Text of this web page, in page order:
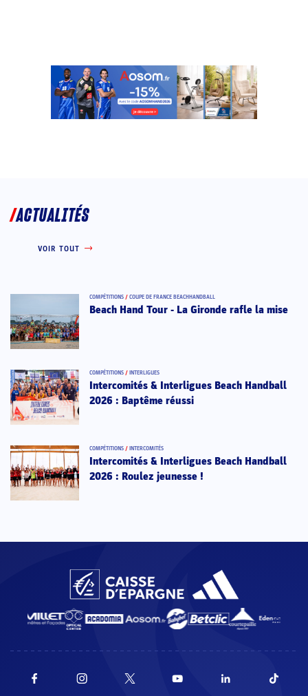
ACTUALITÉS
VOIR TOUT
COMPÉTITIONS / COUPE DE FRANCE BEACHHANDBALL
Beach Hand Tour - La Gironde rafle la mise
COMPÉTITIONS / INTERLIGUES
Intercomités & Interligues Beach Handball
2026 : Baptême réussi
COMPÉTITIONS / INTERCOMITÉS
Intercomités & Interligues Beach Handball
2026 : Roulez jeunesse !